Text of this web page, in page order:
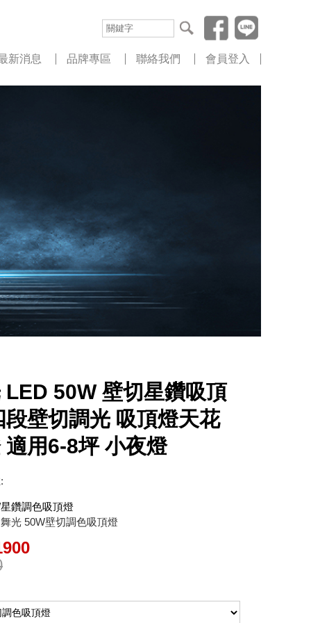
新消息 品牌專區 聯絡我們 會員登入
LED 50W 壁切星鑽吸頂
段壁切調光 吸頂燈天花
適用6-8坪 小夜燈
鑽調色吸頂燈
光 50W壁切調色吸頂燈